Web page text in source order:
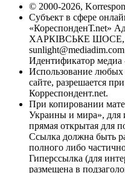
© 2000-2026,
Субъект в сфере
«КореспонденТ.net»
ХАРКІВСЬКЕ ШОСЕ,
Идентификатор медиа
Использование
сайте, разрешается
Корреспондент.net.
При копировании
Украины и мира», для
прямая открытая для
Ссылка должна быть
полного либо
Гиперссылка (для
размещена в